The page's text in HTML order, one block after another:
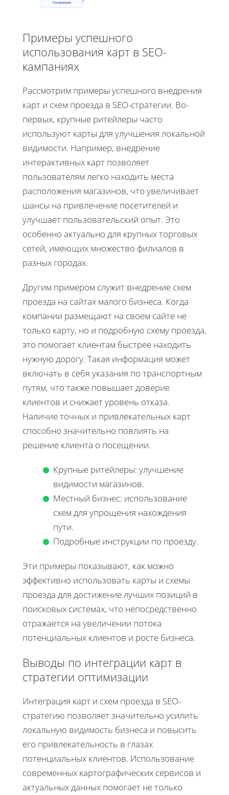
Кэширование
Примеры успешного
использования карт в SEO-
кампаниях
Рассмотрим примеры успешного внедрения
карт и схем проезда в SEO-стратегии. Во-
первых, крупные ритейлеры часто
используют карты для улучшения локальной
видимости. Например, внедрение
интерактивных карт позволяет
пользователям легко находить места
расположения магазинов, что увеличивает
шансы на привлечение посетителей и
улучшает пользовательский опыт. Это
особенно актуально для крупных торговых
сетей, имеющих множество филиалов в
разных городах.
Другим примером служит внедрение схем
проезда на сайтах малого бизнеса. Когда
компании размещают на своем сайте не
только карту, но и подробную схему проезда,
это помогает клиентам быстрее находить
нужную дорогу. Такая информация может
включать в себя указания по транспортным
путям, что также повышает доверие
клиентов и снижает уровень отказа.
Наличие точных и привлекательных карт
способно значительно повлиять на
решение клиента о посещении.
Крупные ритейлеры: улучшение
видимости магазинов.
Местный бизнес: использование
схем для упрощения нахождения
пути.
Подробные инструкции по проезду.
Эти примеры показывают, как можно
эффективно использовать карты и схемы
проезда для достижение лучших позиций в
поисковых системах, что непосредственно
отражается на увеличении потока
потенциальных клиентов и росте бизнеса.
Выводы по интеграции карт в
стратегии оптимизации
Интеграция карт и схем проезда в SEO-
стратегию позволяет значительно усилить
локальную видимость бизнеса и повысить
его привлекательность в глазах
потенциальных клиентов. Использование
современных картографических сервисов и
актуальных данных помогает не только